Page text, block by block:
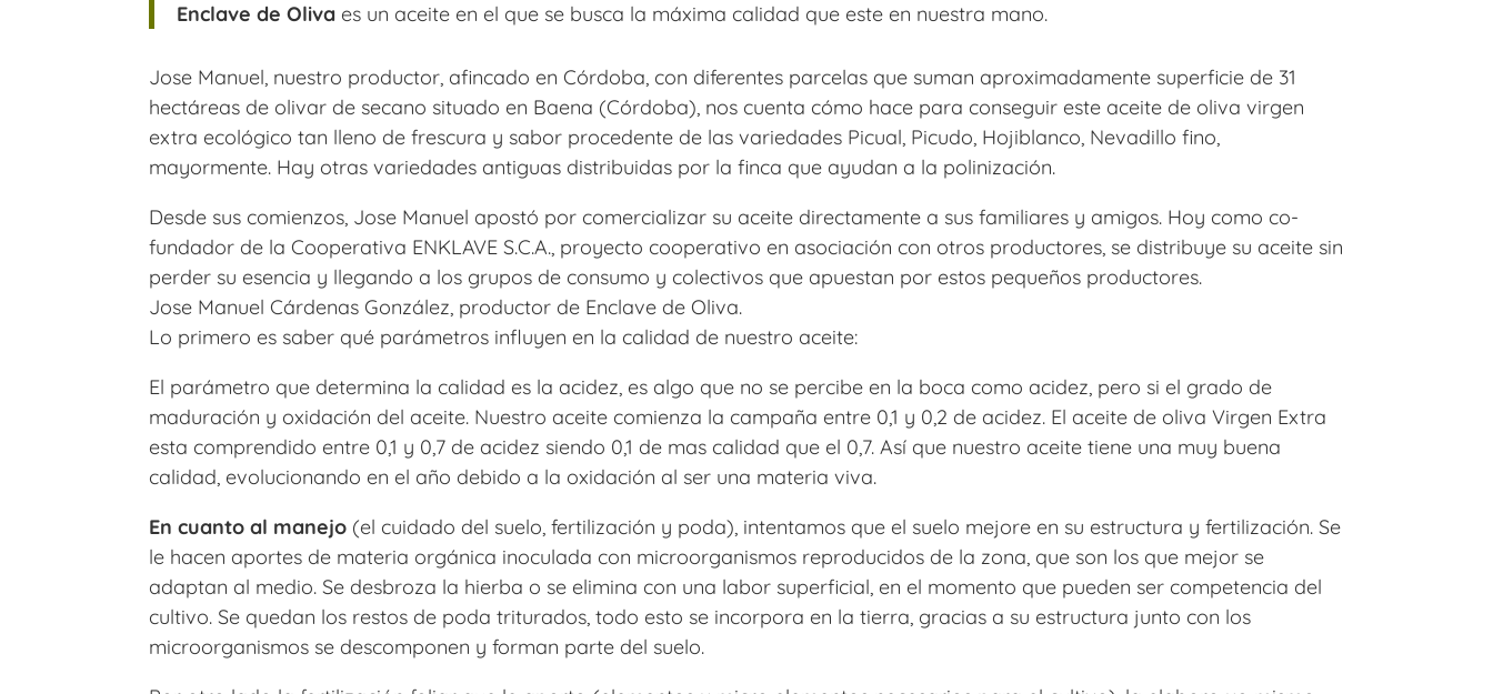
Enclave de Oliva es un aceite en el que se busca la máxima calidad que este en nuestra mano.
Jose Manuel, nuestro productor, afincado en Córdoba, con diferentes parcelas que suman aproximadamente superficie de 31
hectáreas de olivar de secano situado en Baena (Córdoba), nos cuenta cómo hace para conseguir este aceite de oliva virgen
extra ecológico tan lleno de frescura y sabor procedente de las variedades Picual, Picudo, Hojiblanco, Nevadillo fino,
mayormente. Hay otras variedades antiguas distribuidas por la finca que ayudan a la polinización.
Desde sus comienzos, Jose Manuel apostó por comercializar su aceite directamente a sus familiares y amigos. Hoy como co-
fundador de la Cooperativa ENKLAVE S.C.A., proyecto cooperativo en asociación con otros productores, se distribuye su aceite sin
perder su esencia y llegando a los grupos de consumo y colectivos que apuestan por estos pequeños productores.
Jose Manuel Cárdenas González, productor de Enclave de Oliva.
Lo primero es saber qué parámetros influyen en la calidad de nuestro aceite:
El parámetro que determina la calidad es la acidez, es algo que no se percibe en la boca como acidez, pero si el grado de
maduración y oxidación del aceite. Nuestro aceite comienza la campaña entre 0,1 y 0,2 de acidez. El aceite de oliva Virgen Extra
esta comprendido entre 0,1 y 0,7 de acidez siendo 0,1 de mas calidad que el 0,7. Así que nuestro aceite tiene una muy buena
calidad, evolucionando en el año debido a la oxidación al ser una materia viva.
En cuanto al manejo (el cuidado del suelo, fertilización y poda), intentamos que el suelo mejore en su estructura y fertilización. Se
le hacen aportes de materia orgánica inoculada con microorganismos reproducidos de la zona, que son los que mejor se
adaptan al medio. Se desbroza la hierba o se elimina con una labor superficial, en el momento que pueden ser competencia del
cultivo. Se quedan los restos de poda triturados, todo esto se incorpora en la tierra, gracias a su estructura junto con los
microorganismos se descomponen y forman parte del suelo.